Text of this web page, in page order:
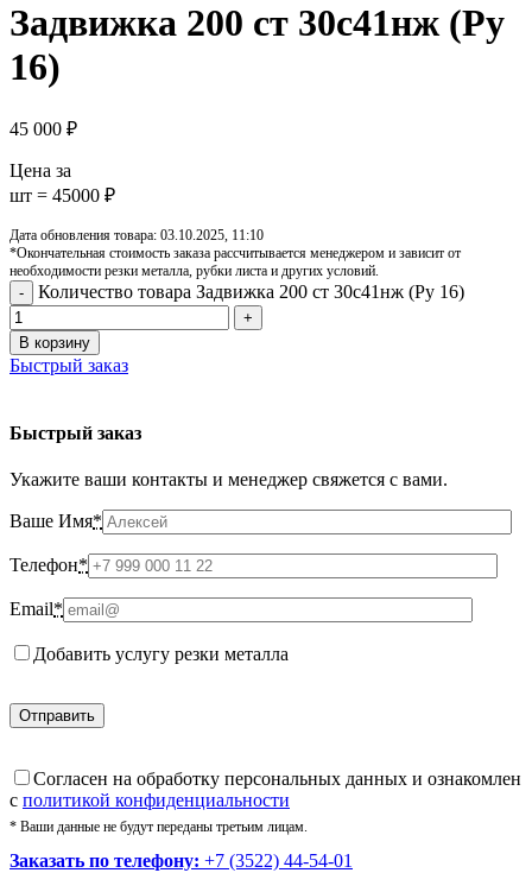
Задвижка 200 ст 30с41нж (Ру
16)
45 000 ₽
Цена за
шт = 45000 ₽
Дата обновления товара: 03.10.2025, 11:10
*Окончательная стоимость заказа рассчитывается менеджером и зависит от
необходимости резки металла, рубки листа и других условий.
Количество товара Задвижка 200 ст 30с41нж (Ру 16)
В корзину
Быстрый заказ
Быстрый заказ
Укажите ваши контакты и менеджер свяжется с вами.
Ваше Имя*
Телефон*
Email*
Добавить услугу резки металла
Cогласен на обработку персональных данных и ознакомлен
с политикой конфиденциальности
* Ваши данные не будут переданы третьим лицам.
Заказать по телефону: +7 (3522) 44-54-01